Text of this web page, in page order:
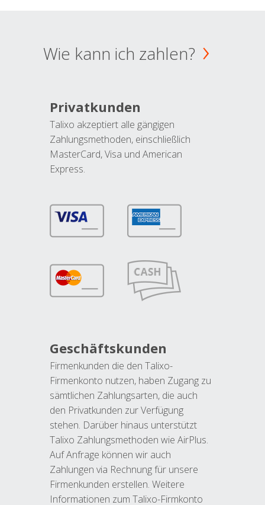
Wie kann ich zahlen?
Privatkunden
Talixo akzeptiert alle gängigen
Zahlungsmethoden, einschließlich
MasterCard, Visa und American
Express.
Geschäftskunden
Firmenkunden die den Talixo-
Firmenkonto nutzen, haben Zugang zu
sämtlichen Zahlungsarten, die auch
den Privatkunden zur Verfügung
stehen. Darüber hinaus unterstützt
Talixo Zahlungsmethoden wie AirPlus.
Auf Anfrage können wir auch
Zahlungen via Rechnung für unsere
Firmenkunden erstellen. Weitere
Informationen zum Talixo-Firmkonto